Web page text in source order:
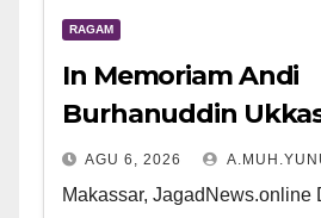
RAGAM
In Memoriam Andi
Burhanuddin
AGU 6, 2026
Makassar, JagadNews.online